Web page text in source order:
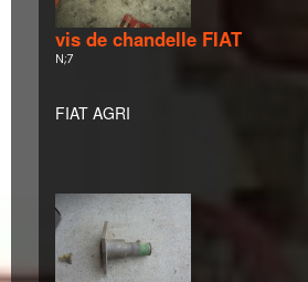
vis de chandelle FIAT
N;7
FIAT AGRI